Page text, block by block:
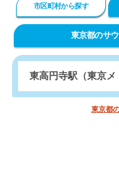
市区町村から探す
東京都のサ
東京都